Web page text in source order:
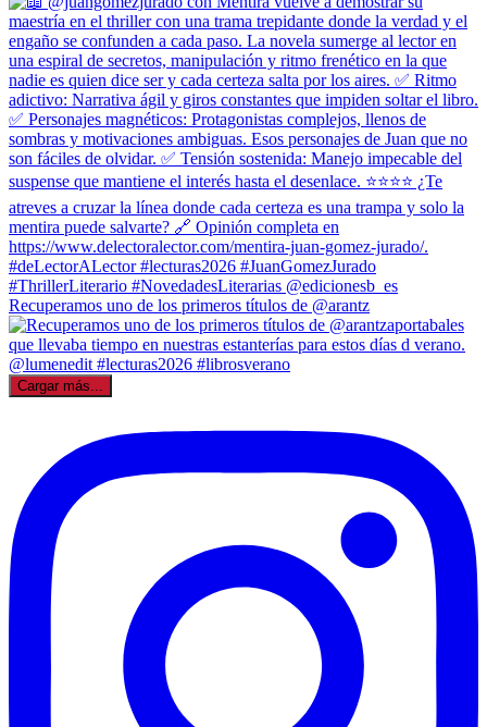
Recuperamos uno de los primeros títulos de @arantz
Cargar más...